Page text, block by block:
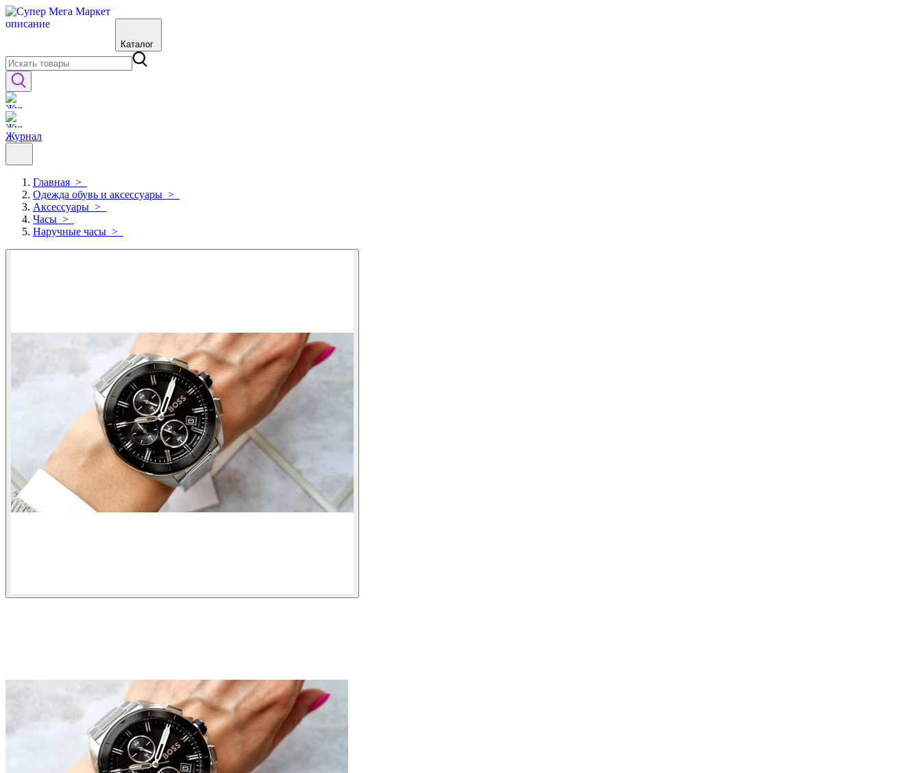
Каталог
Журнал
Главная >
Одежда обувь и аксессуары >
Аксессуары >
Часы >
Наручные часы >